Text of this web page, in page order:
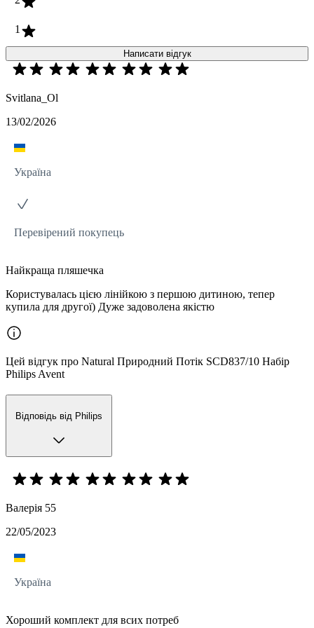
1
Написати відгук
Svitlana_Ol
13/02/2026
Україна
Перевірений покупець
Найкраща пляшечка
Користувалась цією лінійкою з першою дитиною, тепер
купила для другої) Дуже задоволена якістю
Цей відгук про Natural Природний Потік SCD837/10 Набір
Philips Avent
Відповідь від Philips
Валерія 55
22/05/2023
Україна
Хороший комплект для всих потреб